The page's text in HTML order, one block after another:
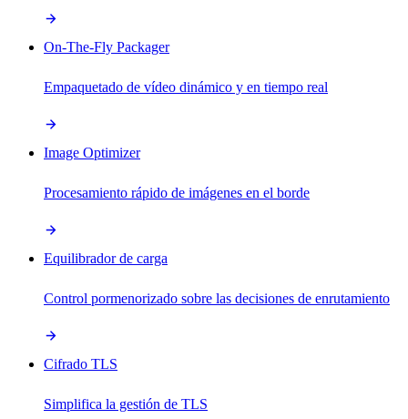
On-The-Fly Packager
Empaquetado de vídeo dinámico y en tiempo real
Image Optimizer
Procesamiento rápido de imágenes en el borde
Equilibrador de carga
Control pormenorizado sobre las decisiones de enrutamiento
Cifrado TLS
Simplifica la gestión de TLS